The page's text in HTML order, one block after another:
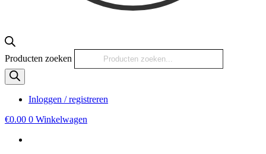
Producten zoeken
Inloggen / registreren
€0.00 0 Winkelwagen